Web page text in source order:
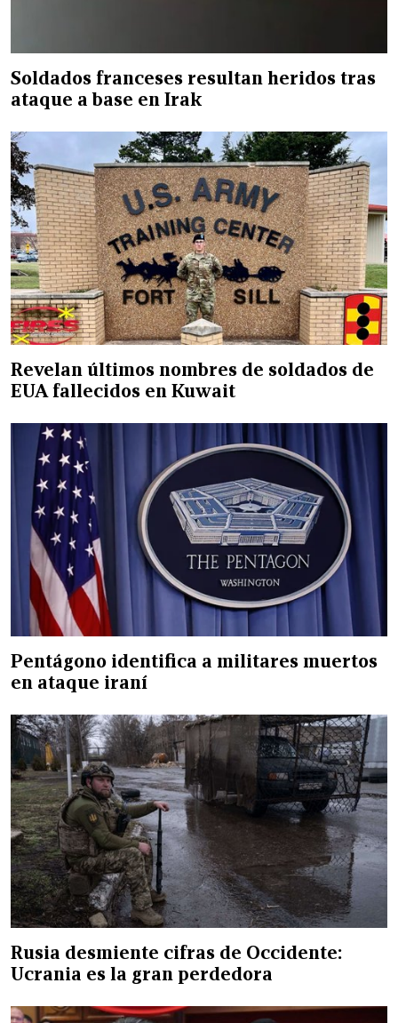
Soldados franceses resultan heridos tras
ataque a base en Irak
Revelan últimos nombres de soldados de
EUA fallecidos en Kuwait
Pentágono identifica a militares muertos
en ataque iraní
Rusia desmiente cifras de Occidente:
Ucrania es la gran perdedora